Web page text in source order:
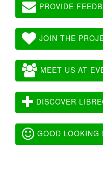
PROVIDE
JOIN THE
MEET US AT
DISCOVER
GOOD LOOKING